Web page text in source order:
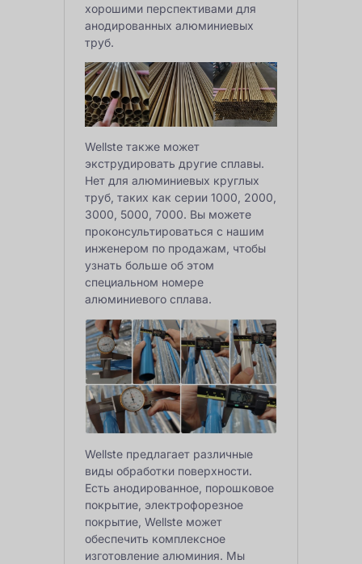
хорошими перспективами для
анодированных алюминиевых
труб.
Wellste также может
экструдировать другие сплавы.
Нет для алюминиевых круглых
труб, таких как серии 1000, 2000,
3000, 5000, 7000. Вы можете
проконсультироваться с нашим
инженером по продажам, чтобы
узнать больше об этом
специальном номере
алюминиевого сплава.
Wellste предлагает различные
виды обработки поверхности.
Есть анодированное, порошковое
покрытие, электрофорезное
покрытие, Wellste может
обеспечить комплексное
изготовление алюминия. Мы